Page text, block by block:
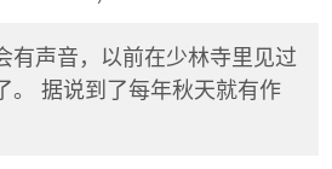
有声音，以前在少林寺里见过
。 据说到了每年秋天就有作